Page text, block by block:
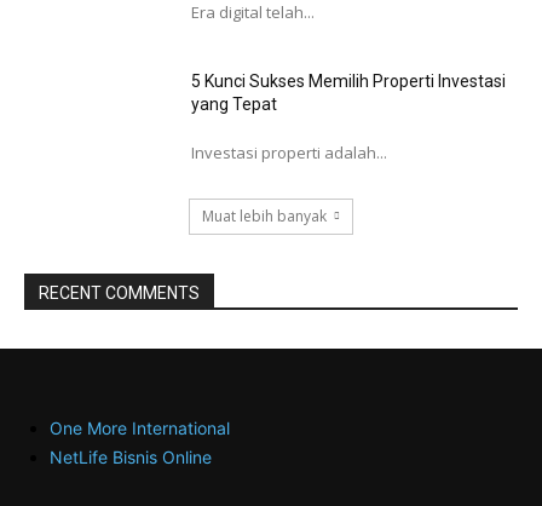
Era digital telah...
5 Kunci Sukses Memilih Properti Investasi
yang Tepat
Investasi properti adalah...
Muat lebih banyak
RECENT COMMENTS
One More International
NetLife Bisnis Online